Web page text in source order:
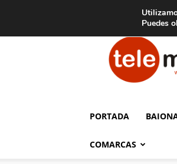
Aviso legal
PORTADA
COMARCAS
Puedes